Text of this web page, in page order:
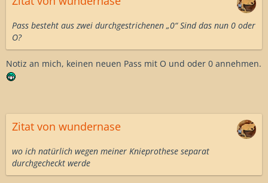
Pass besteht aus zwei durchgestrichenen „0“ Sind das nun 0 oder
O?
Notiz an mich, keinen neuen Pass mit O und oder 0 annehmen.
Zitat von wundernase
wo ich natürlich wegen meiner Knieprothese separat
durchgecheckt werde